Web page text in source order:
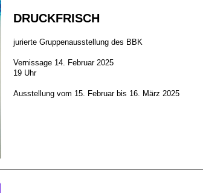
DRUCKFRISCH
jurierte Gruppenausstellung des BBK
Vernissage 14. Februar 2025
19 Uhr
Ausstellung vom 15. Februar bis 16. März 2025